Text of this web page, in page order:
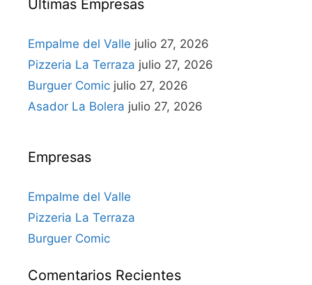
Últimas Empresas
Empalme del Valle julio 27, 2026
Pizzeria La Terraza julio 27, 2026
Burguer Comic julio 27, 2026
Asador La Bolera julio 27, 2026
Empresas
Empalme del Valle
Pizzeria La Terraza
Burguer Comic
Comentarios Recientes